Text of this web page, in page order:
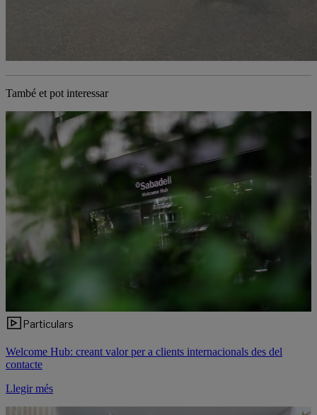
També et pot interessar
Particulars
Welcome Hub: creant valor per a clients internacionals des del
contacte
Llegir més